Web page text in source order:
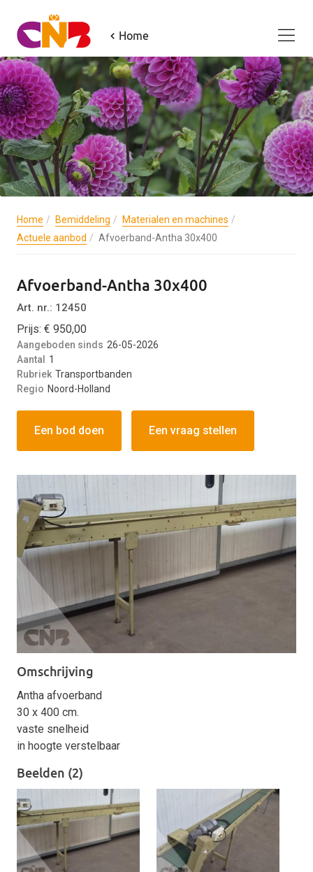
Home
Home Bemiddeling
Materialen en machines
Actuele aanbod
Afvoerband-Antha 30x400
Afvoerband-Antha 30x400
Art. nr.: 12450
Prijs: € 950,00
Aangeboden sinds 26-05-2026
Aantal
1
Rubriek Transportbanden
Regio Noord-Holland
Een bod doen Een vraag stellen
Omschrijving
Antha afvoerband
30 x 400 cm.
vaste snelheid
in hoogte verstelbaar
Beelden (2)